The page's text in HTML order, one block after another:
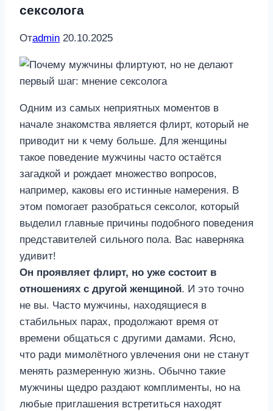
сексолога
Отadmin 20.10.2025
Одним из самых неприятных моментов в
начале знакомства является флирт, который не
приводит ни к чему больше. Для женщины
такое поведение мужчины часто остаётся
загадкой и рождает множество вопросов,
например, каковы его истинные намерения. В
этом помогает разобраться сексолог, который
выделил главные причины подобного поведения
представителей сильного пола. Вас наверняка
удивит!
Он проявляет флирт, но уже состоит в
отношениях с другой женщиной. И это точно
не вы. Часто мужчины, находящиеся в
стабильных парах, продолжают время от
времени общаться с другими дамами. Ясно,
что ради мимолётного увлечения они не станут
менять размеренную жизнь. Обычно такие
мужчины щедро раздают комплименты, но на
любые приглашения встретиться находят